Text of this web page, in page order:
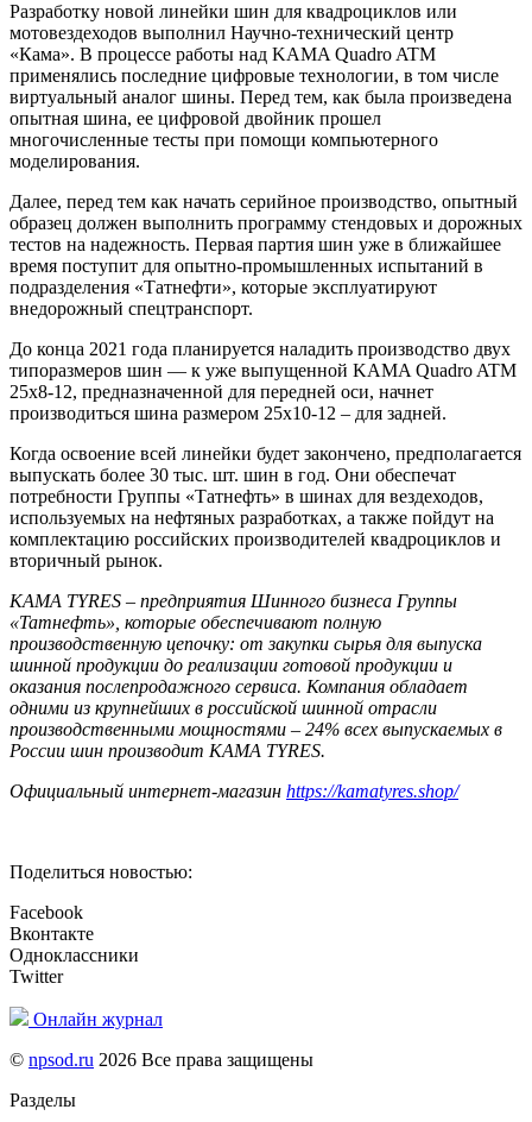
Разработку новой линейки шин для квадроциклов или
мотовездеходов выполнил Научно-технический центр
«Кама». В процессе работы над KAMA Quadro ATM
применялись последние цифровые технологии, в том числе
виртуальный аналог шины. Перед тем, как была произведена
опытная шина, ее цифровой двойник прошел
многочисленные тесты при помощи компьютерного
моделирования.
Далее, перед тем как начать серийное производство, опытный
образец должен выполнить программу стендовых и дорожных
тестов на надежность. Первая партия шин уже в ближайшее
время поступит для опытно-промышленных испытаний в
подразделения «Татнефти», которые эксплуатируют
внедорожный спецтранспорт.
До конца 2021 года планируется наладить производство двух
типоразмеров шин — к уже выпущенной KAMA Quadro ATM
25х8-12, предназначенной для передней оси, начнет
производиться шина размером 25х10-12 – для задней.
Когда освоение всей линейки будет закончено, предполагается
выпускать более 30 тыс. шт. шин в год. Они обеспечат
потребности Группы «Татнефть» в шинах для вездеходов,
используемых на нефтяных разработках, а также пойдут на
комплектацию российских производителей квадроциклов и
вторичный рынок.
KAMA TYRES – предприятия Шинного бизнеса Группы
«Татнефть», которые обеспечивают полную
производственную цепочку: от закупки сырья для выпуска
шинной продукции до реализации готовой продукции и
оказания послепродажного сервиса. Компания обладает
одними из крупнейших в российской шинной отрасли
производственными мощностями – 24% всех выпускаемых в
России шин производит KAMA TYRES.
Официальный интернет-магазин https://kamatyres.shop/
Поделиться новостью:
Facebook
Вконтакте
Одноклассники
Twitter
Онлайн журнал
© npsod.ru 2026 Все права защищены
Разделы